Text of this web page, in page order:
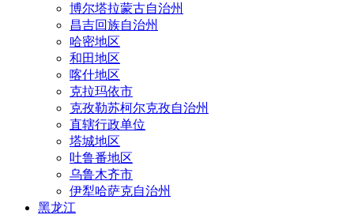
博尔塔拉蒙古自治州
昌吉回族自治州
哈密地区
和田地区
喀什地区
克拉玛依市
克孜勒苏柯尔克孜自治州
直辖行政单位
塔城地区
吐鲁番地区
乌鲁木齐市
伊犁哈萨克自治州
黑龙江